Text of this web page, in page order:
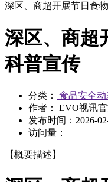
深区、商超开展节日食
深区、商超
科普宣传
分类：
食品安全动
作者： EVO视讯
发布时间： 2026-
访问量：
【概要描述】